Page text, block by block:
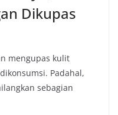
Dikupas
mengupas kulit
Padahal,
sebagian